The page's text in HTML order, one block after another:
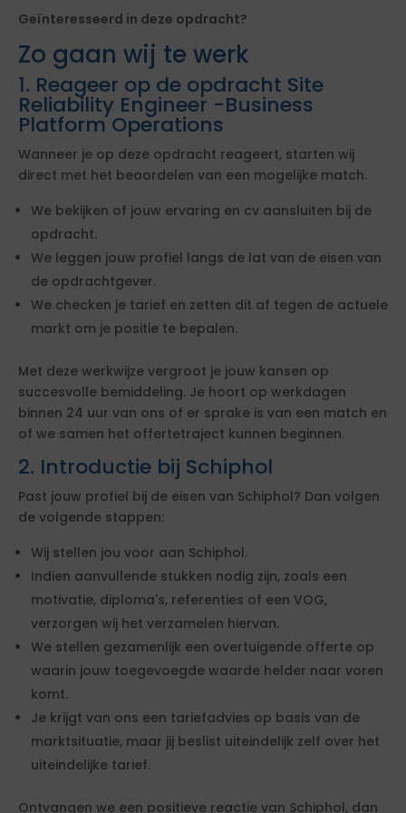
Geïnteresseerd in deze opdracht?
Zo gaan wij te werk
1. Reageer op de opdracht Site
Reliability Engineer -Business
Platform Operations
Wanneer je op deze opdracht reageert, starten wij
direct met het beoordelen van een mogelijke match.
We bekijken of jouw ervaring en cv aansluiten bij de
opdracht.
We leggen jouw profiel langs de lat van de eisen van
de opdrachtgever.
We checken je tarief en zetten dit af tegen de actuele
markt om je positie te bepalen.
Met deze werkwijze vergroot je jouw kansen op
succesvolle bemiddeling. Je hoort op werkdagen
binnen 24 uur van ons of er sprake is van een match en
of we samen het offertetraject kunnen beginnen.
2. Introductie bij Schiphol
Past jouw profiel bij de eisen van Schiphol? Dan volgen
de volgende stappen:
Wij stellen jou voor aan Schiphol.
Indien aanvullende stukken nodig zijn, zoals een
motivatie, diploma's, referenties of een VOG,
verzorgen wij het verzamelen hiervan.
We stellen gezamenlijk een overtuigende offerte op
waarin jouw toegevoegde waarde helder naar voren
komt.
Je krijgt van ons een tariefadvies op basis van de
marktsituatie, maar jij beslist uiteindelijk zelf over het
uiteindelijke tarief.
Ontvangen we een positieve reactie van Schiphol, dan